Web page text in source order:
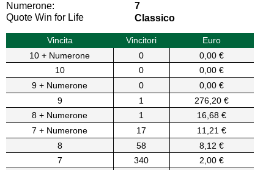
Numerone:
7
Quote Win for Life
Classico
Vincita Vincitori
Euro
10 + Numerone
0
0,00 €
10
0
0,00 €
9 + Numerone
0
0,00 €
9
1
276,20 €
8 + Numerone
1
16,68 €
7 + Numerone
17
11,21 €
8
58
8,12 €
7
340
2,00 €